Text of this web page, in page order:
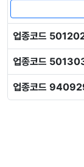
업종코드
업종코드
업종코드